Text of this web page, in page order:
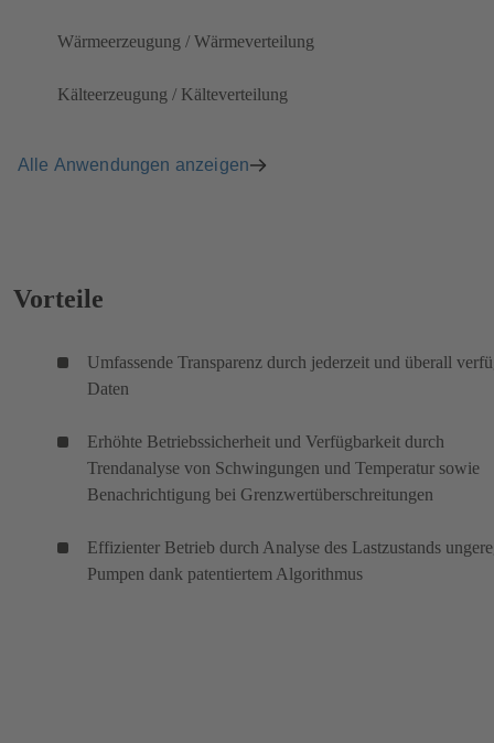
Wärmeerzeugung / Wärmeverteilung
Kälteerzeugung / Kälteverteilung
Alle Anwendungen anzeigen
Vorteile
Umfassende Transparenz durch jederzeit und überall
Daten
Erhöhte Betriebssicherheit und Verfügbarkeit durch
Trendanalyse von Schwingungen und Temperatur sowie
Benachrichtigung bei Grenzwertüberschreitungen
Effizienter Betrieb durch Analyse des Lastzustands
Pumpen dank patentiertem Algorithmus